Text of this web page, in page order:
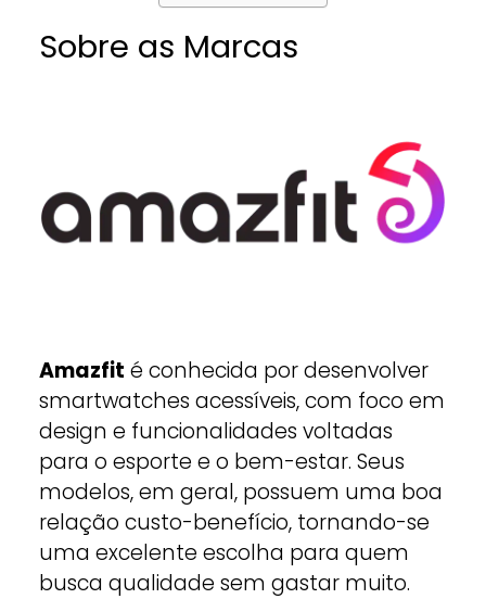
Sobre as Marcas
Amazfit é conhecida por desenvolver
smartwatches acessíveis, com foco em
design e funcionalidades voltadas
para o esporte e o bem-estar. Seus
modelos, em geral, possuem uma boa
relação custo-benefício, tornando-se
uma excelente escolha para quem
busca qualidade sem gastar muito.